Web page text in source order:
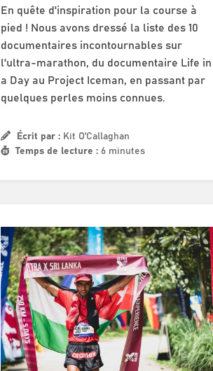
En quête d'inspiration pour la course à
pied ! Nous avons dressé la liste des 10
documentaires incontournables sur
l'ultra-marathon, du documentaire Life in
a Day au Project Iceman, en passant par
quelques perles moins connues.
Écrit par : Kit O'Callaghan
Temps de lecture : 6 minutes